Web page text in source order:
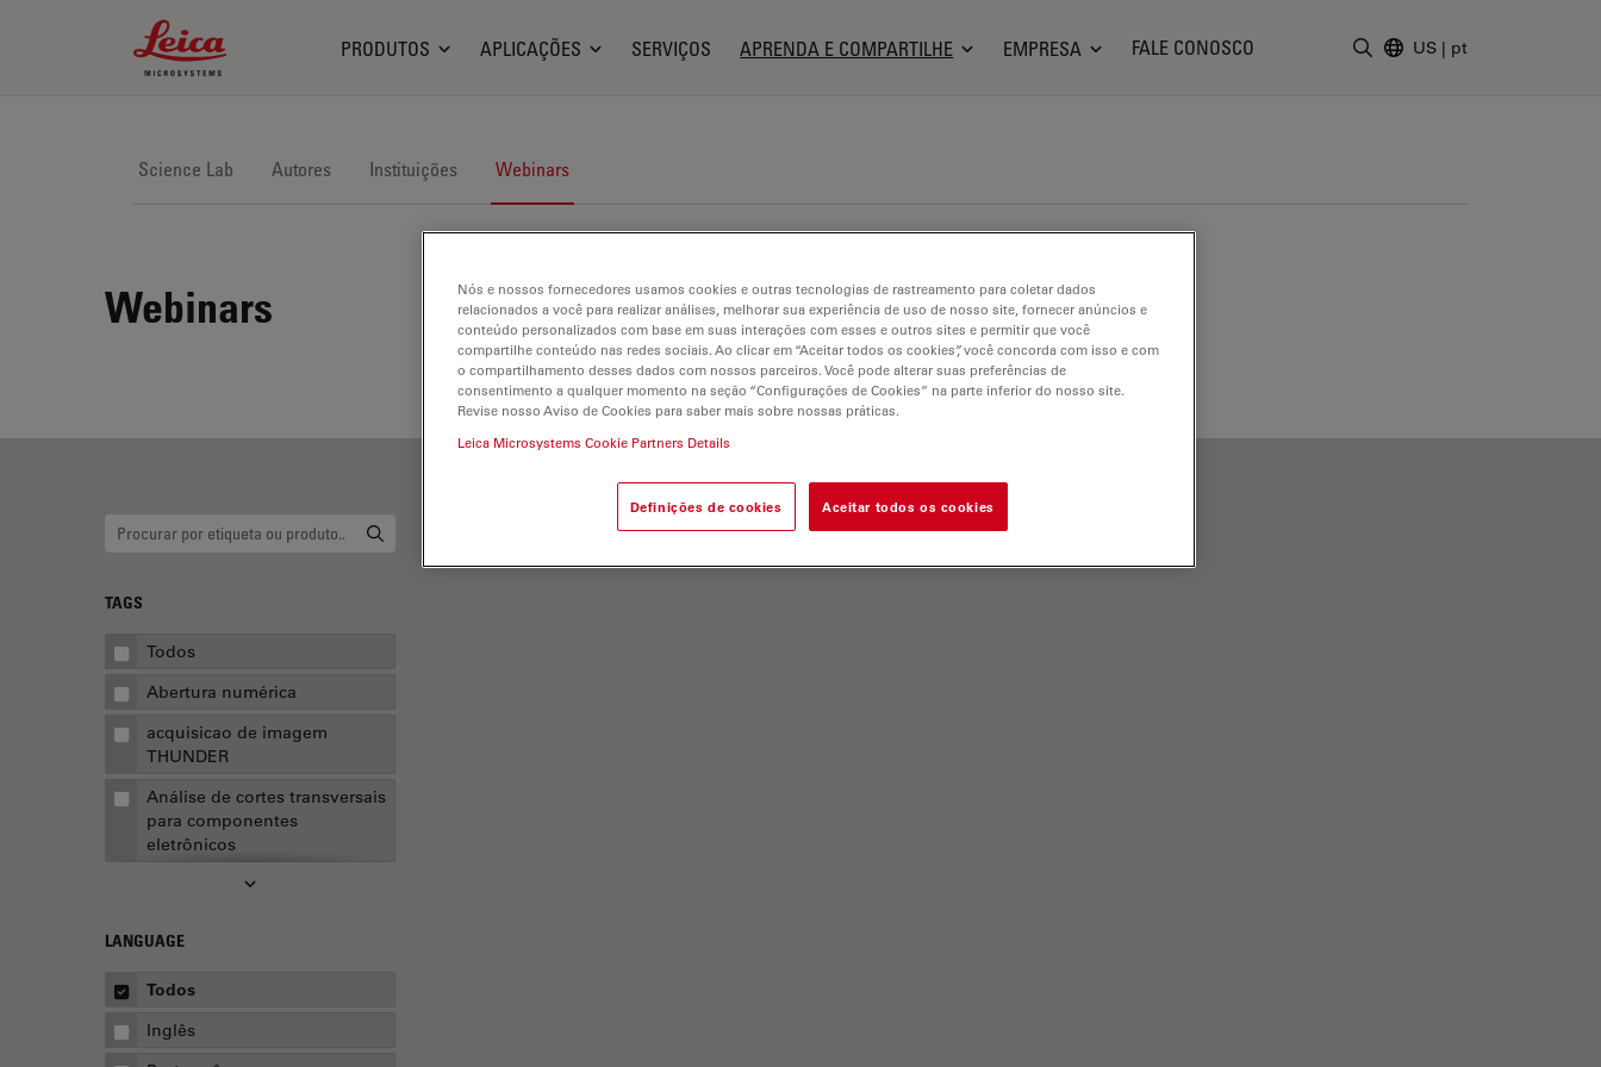
Leica Microsystems Logo
PRODUTOS APLICAÇÕES SERVIÇOS APRENDA E COMPARTILHE EMPRESA FALE CONOSCO US | pt
Science Lab Autores Instituições Webinars
Webinars
TAGS
Todos
Abertura numérica
acquisicao de imagem
THUNDER
Análise de cortes transversais
para componentes
eletrônicos
Análise de imagens
Aquisição de imagens
LANGUAGE
Todos
Inglês
Patologia clínica
Nós e nossos fornecedores usamos cookies e outras tecnologias de rastreamento para coletar dados
relacionados a você para realizar análises, melhorar sua experiência de uso de nosso site, fornecer anúncios e
conteúdo personalizados com base em suas interações com esses e outros sites e permitir que você
compartilhe conteúdo nas redes sociais. Ao clicar em “Aceitar todos os cookies”, você concorda com isso e com
o compartilhamento desses dados com nossos parceiros. Você pode alterar suas preferências de
consentimento a qualquer momento na seção “Configurações de Cookies” na parte inferior do nosso site.
Revise nosso Aviso de Cookies para saber mais sobre nossas práticas.
Leica Microsystems Cookie Partners Details
Definições de cookies Aceitar todos os cookies